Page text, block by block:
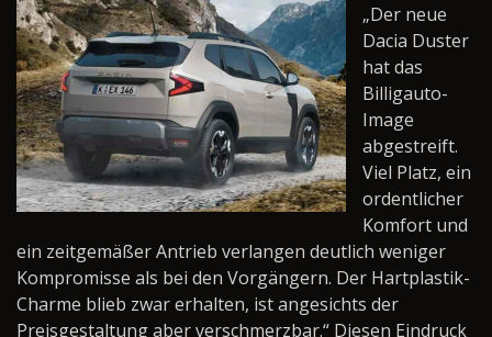
„Der neue
Dacia Duster
hat das
Billigauto-
Image
abgestreift.
Viel Platz, ein
ordentlicher
Komfort und
ein zeitgemäßer Antrieb verlangen deutlich weniger
Kompromisse als bei den Vorgängern. Der Hartplastik-
Charme blieb zwar erhalten, ist angesichts der
Preisgestaltung aber verschmerzbar.“ Diesen Eindruck